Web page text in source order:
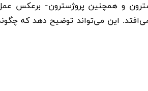
و همچنین پروژسترون- برعکس
این می‌تواند توضیح دهد که